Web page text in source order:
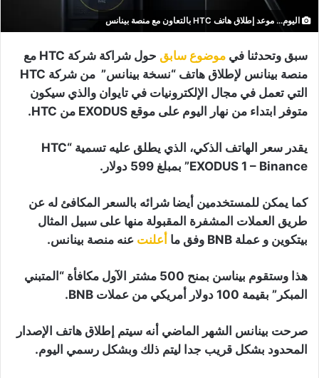
اليوم... موعد إطلاق هاتف HTC بالتعاون مع منصة بينانس
سبق وتحدثنا في موضوع سابق
حول شراكة شركة HTC مع
منصة بينانس لإطلاق هاتف “نسخة بينانس” من شركة HTC
التي تعمل في مجال الإلكترونيات في تايوان والذي سيكون
متوفر ابتداء من نهار اليوم على موقع EXODUS من HTC.
يقدر سعر الهاتف الذكي، الذي يطلق عليه تسمية “HTC
EXODUS 1 – Binance” بمبلغ 599 دولار.
كما يمكن للمستخدمين أيضا شرائه بالسعر المكافئ له عن
طريق العملات المشفرة المقبولة منها على سبيل المثال
بيتكوين و عملة BNB وفق ما
أعلنت عنه منصة بينانس.
هذا وستقوم بيناسن بمنح 500 مشتر الآول مكافأة “المتبني
المبكر” بقيمة 100 دولار أمريكي من عملات BNB.
صرحت بينانس الشهر الماضي أنه سيتم إطلاق هاتف الإصدار
المحدود بشكل قريب جدا ليتم ذلك وبشكل رسمي اليوم.